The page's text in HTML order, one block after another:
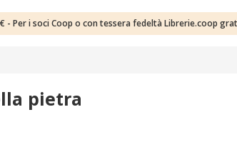
- Per i soci Coop o con tessera fedeltà Librerie.coop
pietra